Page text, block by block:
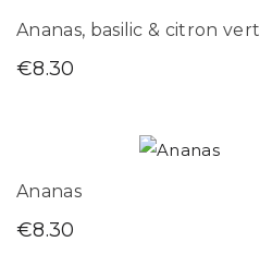
Ananas, basilic & citron vert
€8.30
Ananas
€8.30